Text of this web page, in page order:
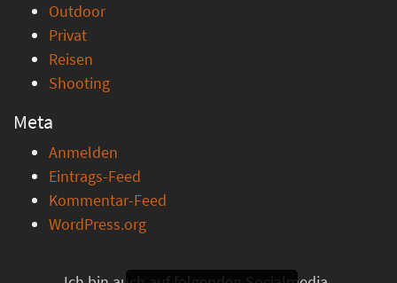
Outdoor
Privat
Reisen
Shooting
Meta
Anmelden
Eintrags-Feed
Kommentar-Feed
WordPress.org